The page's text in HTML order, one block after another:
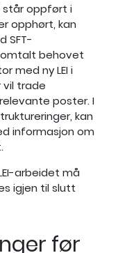
oppført i
opphørt, kan
SFT-
omtalt behovet
med ny LEI i
vil trade
poster. I
kan
informasjon om
arbeidet må
igjen til slutt
før